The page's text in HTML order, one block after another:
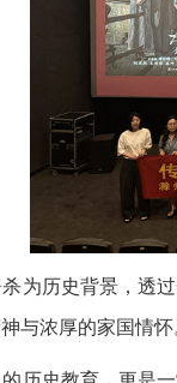
历史背景，透过
与浓厚的家国情